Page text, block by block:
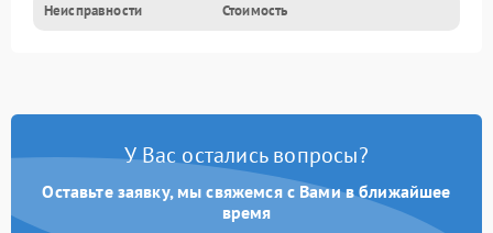
Неисправности Стоимость
У Вас остались вопросы?
Оставьте заявку, мы свяжемся с Вами в ближайшее
время